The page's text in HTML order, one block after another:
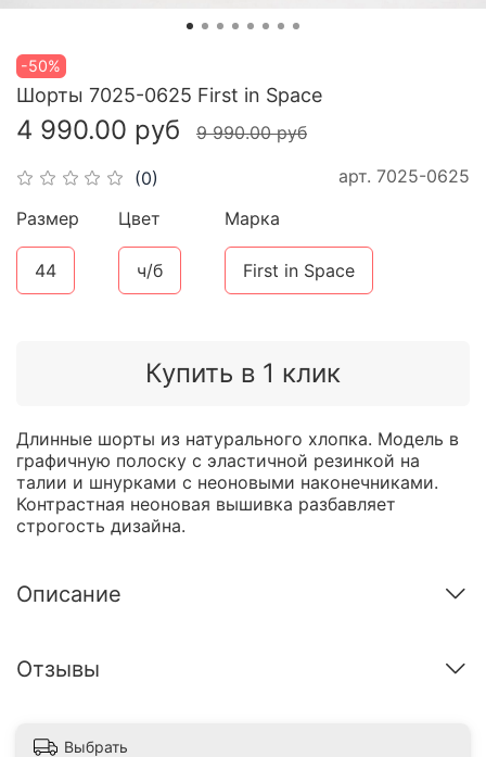
-50%
(0) арт. 7025-0625
Шорты 7025-0625 First in Space
4 990.00 руб 9 990.00 руб
Купить в 1 клик
Размер
44
Цвет
ч/б
Марка
First in Space
Длинные шорты из натурального хлопка. Модель в
графичную полоску с эластичной резинкой на
талии и шнурками с неоновыми наконечниками.
Контрастная неоновая вышивка разбавляет
строгость дизайна.
Описание
Отзывы
Выбрать